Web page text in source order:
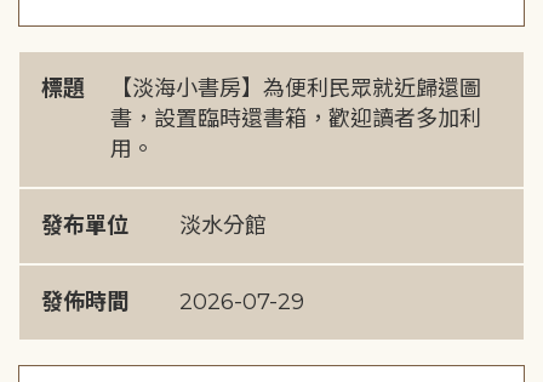
標題
【淡海小書房】為便利民眾就近歸還圖
書，設置臨時還書箱，歡迎讀者多加利
用。
發布單位 淡水分館
發佈時間 2026-07-29